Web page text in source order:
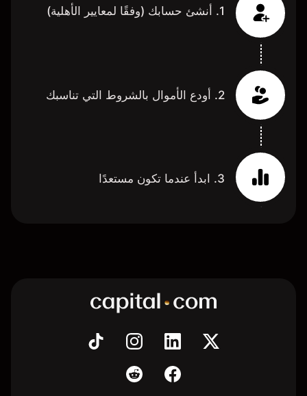
1. أنشئ حسابك (وفقًا لمعايير الأهلية)
2. أودع الأموال بالشروط التي تناسبك
3. ابدأ عندما تكون مستعدًا